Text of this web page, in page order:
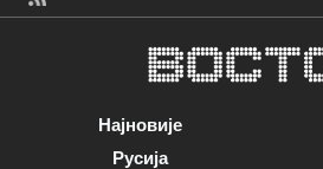
Најновије
Русија